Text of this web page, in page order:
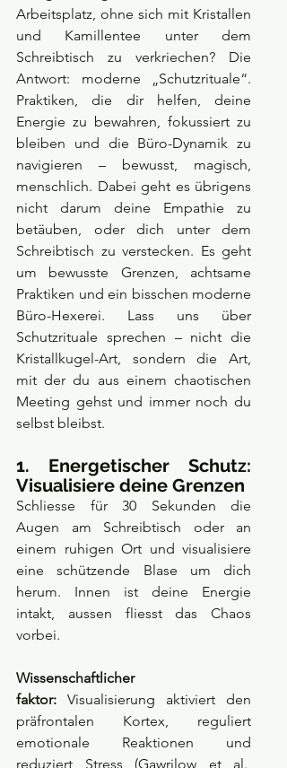
Arbeitsplatz, ohne sich mit Kristallen
und Kamillentee unter dem
Schreibtisch zu verkriechen? Die
Antwort: moderne „Schutzrituale“.
Praktiken, die dir helfen, deine
Energie zu bewahren, fokussiert zu
bleiben und die Büro-Dynamik zu
navigieren – bewusst, magisch,
menschlich. Dabei geht es übrigens
nicht darum deine Empathie zu
betäuben, oder dich unter dem
Schreibtisch zu verstecken. Es geht
um bewusste Grenzen, achtsame
Praktiken und ein bisschen moderne
Büro-Hexerei. Lass uns über
Schutzrituale sprechen – nicht die
Kristallkugel-Art, sondern die Art,
mit der du aus einem chaotischen
Meeting gehst und immer noch du
selbst bleibst.
1. Energetischer Schutz:
Visualisiere deine Grenzen
Schliesse für 30 Sekunden die
Augen am Schreibtisch oder an
einem ruhigen Ort und visualisiere
eine schützende Blase um dich
herum. Innen ist deine Energie
intakt, aussen fliesst das Chaos
vorbei.
Wissenschaftlicher
faktor: Visualisierung aktiviert den
präfrontalen Kortex, reguliert
emotionale Reaktionen und
reduziert Stress (Gawrilow et al.,